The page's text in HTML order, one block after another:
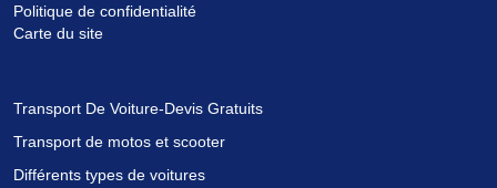
Politique de confidentialité
Carte du site
Transport De Voiture-Devis Gratuits
Transport de motos et scooter
Différents types de voitures